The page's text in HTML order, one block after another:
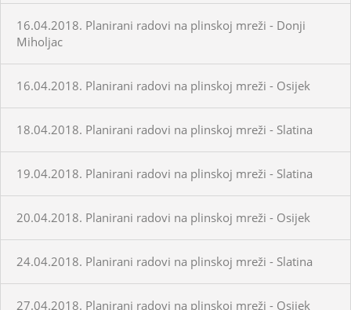
16.04.2018. Planirani radovi na plinskoj mreži - Donji
Miholjac
16.04.2018. Planirani radovi na plinskoj mreži - Osijek
18.04.2018. Planirani radovi na plinskoj mreži - Slatina
19.04.2018. Planirani radovi na plinskoj mreži - Slatina
20.04.2018. Planirani radovi na plinskoj mreži - Osijek
24.04.2018. Planirani radovi na plinskoj mreži - Slatina
27.04.2018. Planirani radovi na plinskoj mreži - Osijek